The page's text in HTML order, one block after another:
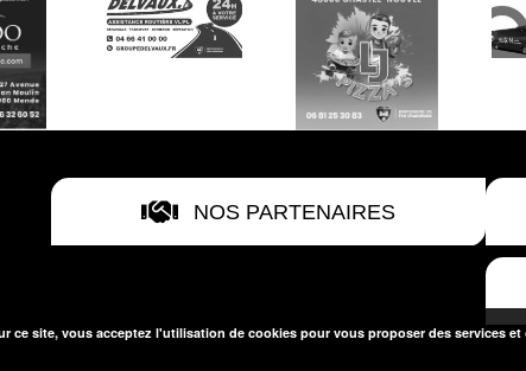
NOS PARTENAIRES
ce site, vous acceptez l'utilisation de cookies pour vous proposer des services